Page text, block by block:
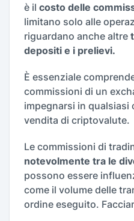
è il costo delle
limitano solo alle
riguardano anche altre
depositi e i prelievi.
È essenziale
commissioni di un
impegnarsi in qualsiasi
vendita di criptovalute.
Le commissioni di
notevolmente tra le
possono essere
come il volume delle
ordine eseguito.